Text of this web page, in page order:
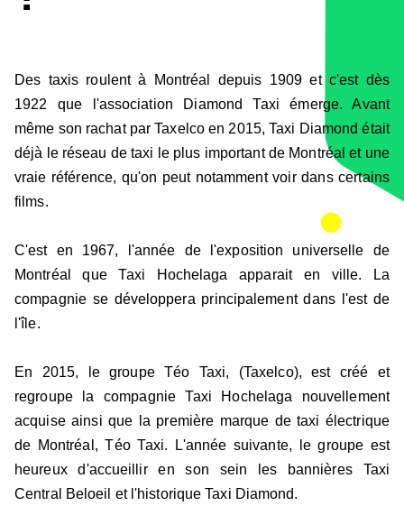
Des taxis roulent à Montréal depuis 1909 et c'est dès
1922 que l'association Diamond Taxi émerge. Avant
même son rachat par Taxelco en 2015, Taxi Diamond était
déjà le réseau de taxi le plus important de Montréal et une
vraie référence, qu'on peut notamment voir dans certains
films.
C'est en 1967, l'année de l'exposition universelle de
Montréal que Taxi Hochelaga apparait en ville. La
compagnie se développera principalement dans l'est de
l'île.
En 2015, le groupe Téo Taxi, (Taxelco), est créé et
regroupe la compagnie Taxi Hochelaga nouvellement
acquise ainsi que la première marque de taxi électrique
de Montréal, Téo Taxi. L'année suivante, le groupe est
heureux d'accueillir en son sein les bannières Taxi
Central Beloeil et l'historique Taxi Diamond.